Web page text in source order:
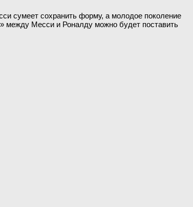
сумеет сохранить форму, а молодое поколение
между Месси и Роналду можно будет поставить